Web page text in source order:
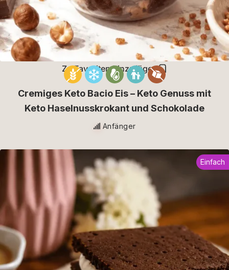
Zu Favoriten hinzufügen
Cremiges Keto Bacio Eis – Keto Genuss mit
Keto Haselnusskrokant und Schokolade
Anfänger
Einfach